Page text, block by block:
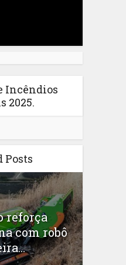
Incêndios
2025.
Posts
reforça
com robô